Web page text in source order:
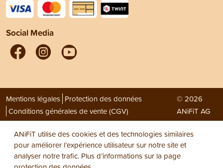
Social Media
Mentions légales Protection des données
Conditions générales de vente (CGV)
© 2026
ANiFiT AG
ANiFiT utilise des cookies et des technologies similaires
pour améliorer l’expérience utilisateur sur notre site et
analyser notre trafic. Plus d’informations sur la page